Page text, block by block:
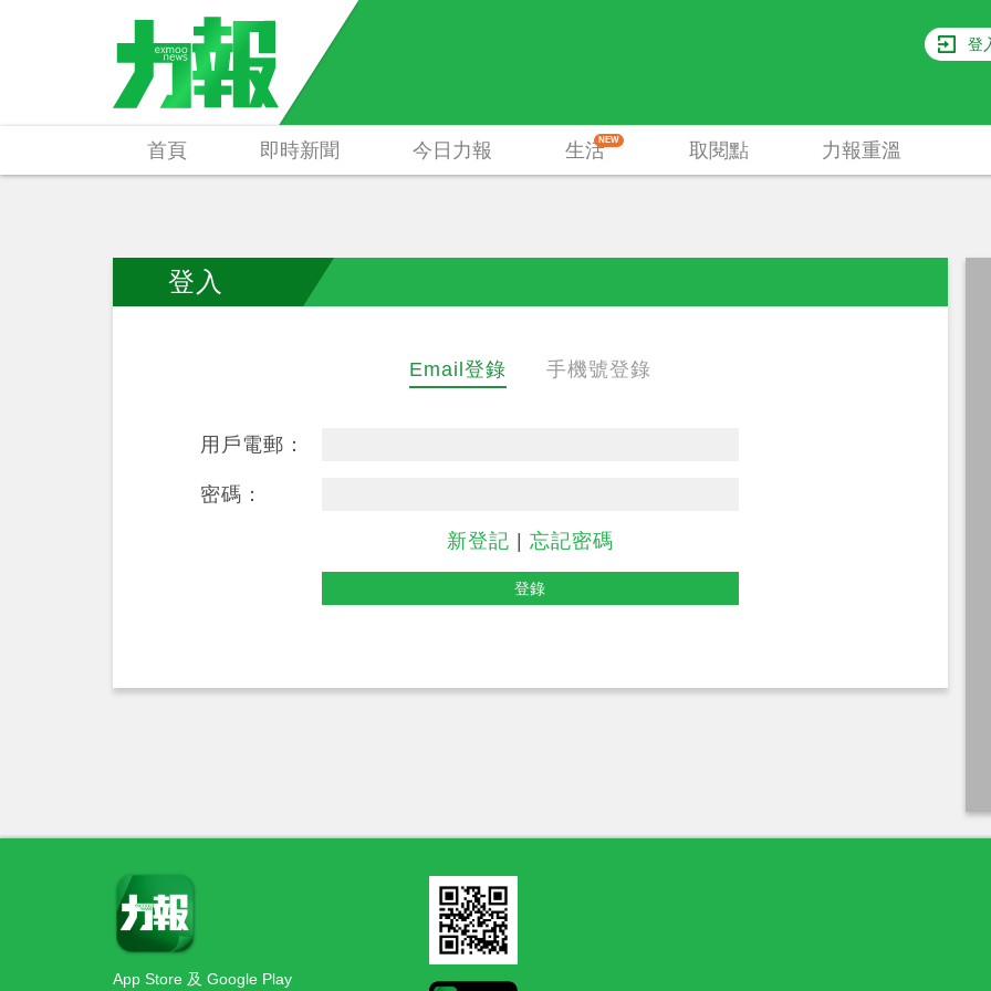
登
首頁 即時新聞 今日力報 生活NEW 取閱點 力報重溫
登入
Email登錄 手機號登錄
用戶電郵：
密碼：
新登記 忘記密碼
App Store 及 Google Play